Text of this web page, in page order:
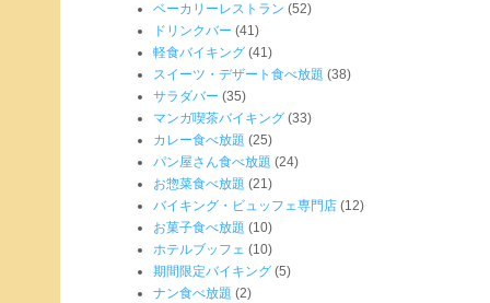
ベーカリーレストラン (52)
ドリンクバー (41)
軽食バイキング (41)
スイーツ・デザート食べ放題 (38)
サラダバー (35)
マンガ喫茶バイキング (33)
カレー食べ放題 (25)
パン屋さん食べ放題 (24)
お惣菜食べ放題 (21)
バイキング・ビュッフェ専門店 (12)
お菓子食べ放題 (10)
ホテルブッフェ (10)
期間限定バイキング (5)
ナン食べ放題 (2)